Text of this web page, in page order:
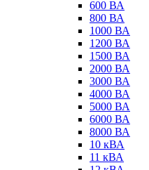
600 ВА
800 ВА
1000 ВА
1200 ВА
1500 ВА
2000 ВА
3000 ВА
4000 ВА
5000 ВА
6000 ВА
8000 ВА
10 кВА
11 кВА